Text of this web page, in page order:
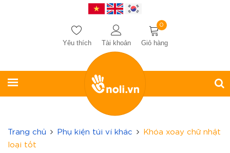
0
Giỏ hàng
Tài khoản
Yêu thích
Trang chủ Phụ kiện túi ví khác
Khóa xoay chữ nhật
loại tốt